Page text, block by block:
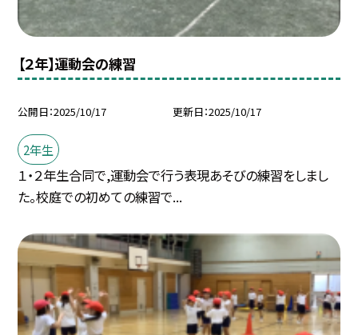
【２年】運動会の練習
公開日 2025/10/17 更新日 2025/10/17
2年生
１・２年生合同で,運動会で行う表現あそびの練習をしまし
た。校庭での初めての練習で...